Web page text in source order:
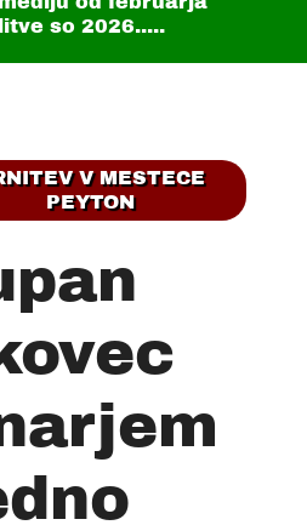
so 2026.....
V MESTECE
PEYTON